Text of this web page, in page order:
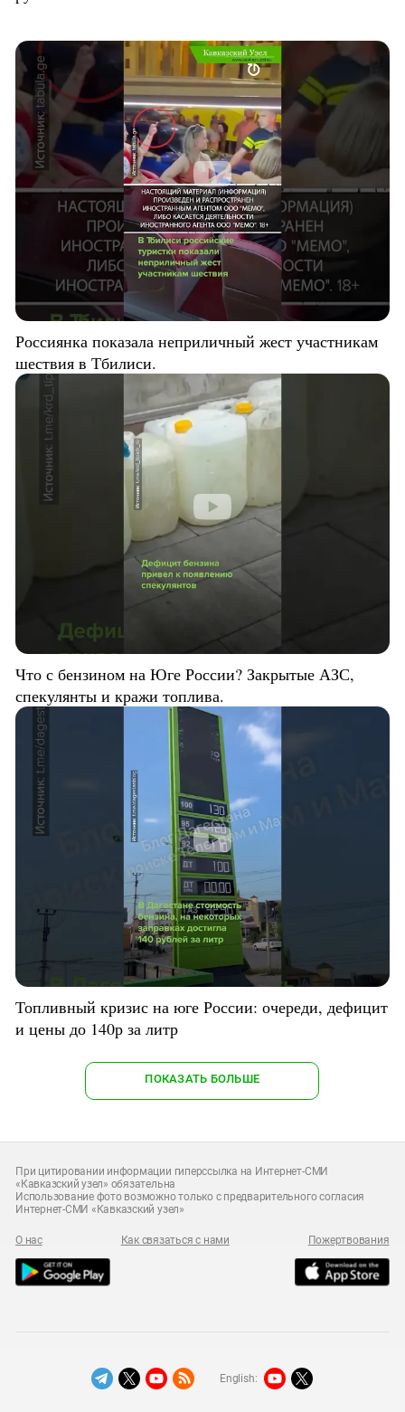
Россиянка показала неприличный жест участникам
шествия в Тбилиси.
Что с бензином на Юге России? Закрытые АЗС,
спекулянты и кражи топлива.
Топливный кризис на юге России: очереди, дефицит
и цены до 140р за литр
ПОКАЗАТЬ БОЛЬШЕ
При цитировании информации гиперссылка на Интернет-СМИ
«Кавказский узел» обязательна
Использование фото возможно только с предварительного согласия
Интернет-СМИ «Кавказский узел»
О нас Как связаться с нами Пожертвования
English: